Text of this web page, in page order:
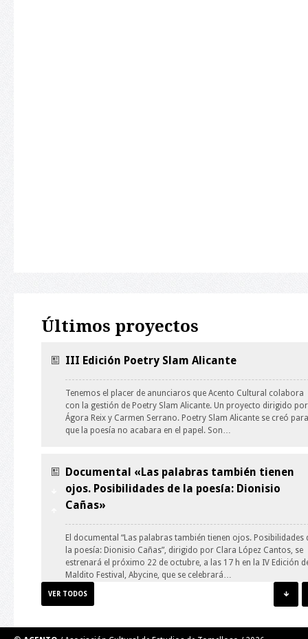
Últimos proyectos
III Edición Poetry Slam Alicante
Tenemos el placer de anunciaros que Acento Cultural colabora
con la gestión de Poetry Slam Alicante. Un proyecto dirigido por
Ágora Reix y Carmen Serrano. Poetry Slam Alicante se creó para
que la poesía no acabara en el papel. Son…
Documental «Las palabras también tienen
ojos. Posibilidades de la poesía: Dionisio
Cañas»
El documental “Las palabras también tienen ojos. Posibilidades
la poesía: Dionisio Cañas”, dirigido por Clara López Cantos, se
estrenará el próximo 22 de octubre, a las 17 h en la IV Edición
Maldito Festival, Abycine, que se celebrará…
VER TODOS